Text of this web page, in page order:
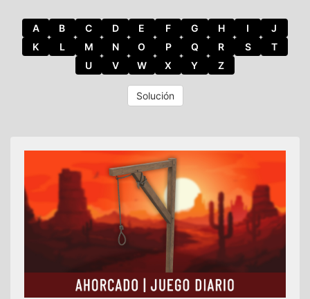
A B C D E F G H I
J
K
L M N O P Q R S
T
U
V W X Y Z
Solución